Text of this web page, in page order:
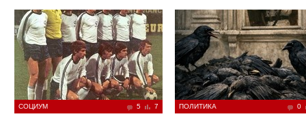
СОЦИУМ 5 7 ПОЛИТИКА 0